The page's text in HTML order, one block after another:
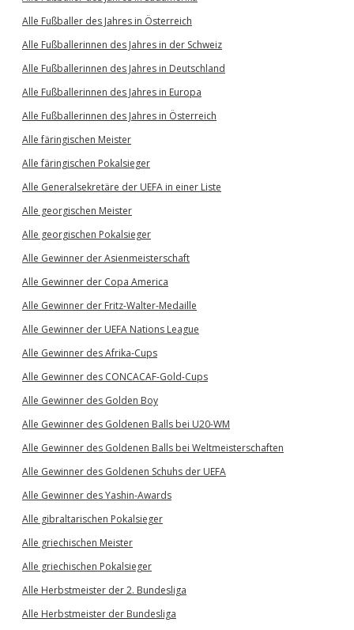
Alle Fußballer des Jahres in Österreich
Alle Fußballerinnen des Jahres in der Schweiz
Alle Fußballerinnen des Jahres in Deutschland
Alle Fußballerinnen des Jahres in Europa
Alle Fußballerinnen des Jahres in Österreich
Alle färingischen Meister
Alle färingischen Pokalsieger
Alle Generalsekretäre der UEFA in einer Liste
Alle georgischen Meister
Alle georgischen Pokalsieger
Alle Gewinner der Asienmeisterschaft
Alle Gewinner der Copa America
Alle Gewinner der Fritz-Walter-Medaille
Alle Gewinner der UEFA Nations League
Alle Gewinner des Afrika-Cups
Alle Gewinner des CONCACAF-Gold-Cups
Alle Gewinner des Golden Boy
Alle Gewinner des Goldenen Balls bei U20-WM
Alle Gewinner des Goldenen Balls bei Weltmeisterschaften
Alle Gewinner des Goldenen Schuhs der UEFA
Alle Gewinner des Yashin-Awards
Alle gibraltarischen Pokalsieger
Alle griechischen Meister
Alle griechischen Pokalsieger
Alle Herbstmeister der 2. Bundesliga
Alle Herbstmeister der Bundesliga